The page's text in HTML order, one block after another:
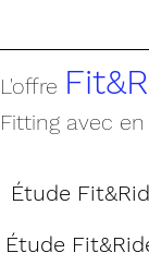
L'offre
Fitting avec
Étude
Étude